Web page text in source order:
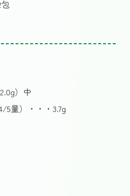
）中
5量）・・・3.7g